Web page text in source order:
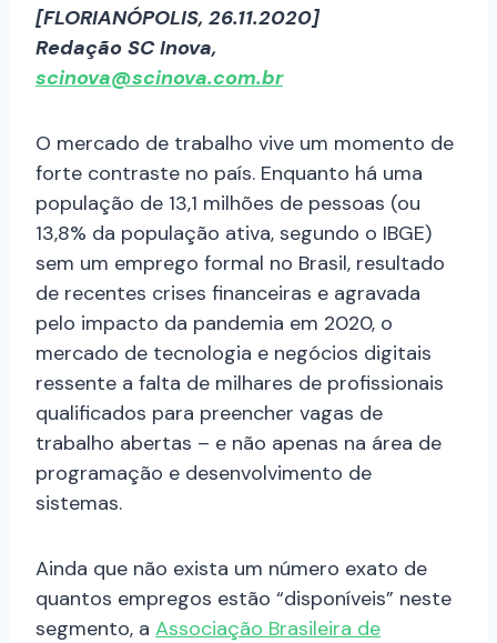
[FLORIANÓPOLIS, 26.11.2020]
Redação SC Inova,
scinova@scinova.com.br
O mercado de trabalho vive um momento de
forte contraste no país. Enquanto há uma
população de 13,1 milhões de pessoas (ou
13,8% da população ativa, segundo o IBGE)
sem um emprego formal no Brasil, resultado
de recentes crises financeiras e agravada
pelo impacto da pandemia em 2020, o
mercado de tecnologia e negócios digitais
ressente a falta de milhares de profissionais
qualificados para preencher vagas de
trabalho abertas – e não apenas na área de
programação e desenvolvimento de
sistemas.
Ainda que não exista um número exato de
quantos empregos estão “disponíveis” neste
segmento, a Associação Brasileira de